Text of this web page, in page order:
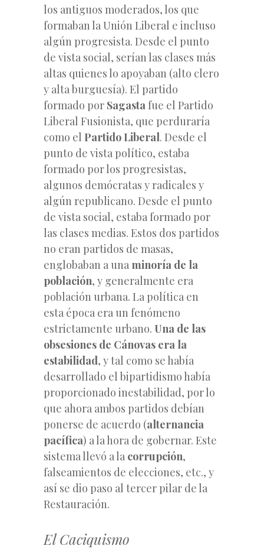
los antiguos moderados, los que
formaban la Unión Liberal e incluso
algún progresista. Desde el punto
de vista social, serían las clases más
altas quienes lo apoyaban (alto clero
y alta burguesía). El partido
formado por Sagastafue el Partido
Liberal Fusionista, que perduraría
como el Partido Liberal. Desde el
punto de vista político, estaba
formado por los progresistas,
algunos demócratas y radicales y
algún republicano. Desde el punto
de vista social, estaba formado por
las clases medias. Estos dos partidos
no eran partidos de masas,
englobaban a una minoría de la
población, y generalmente era
población urbana. La política en
esta época era un fenómeno
estrictamente urbano. Una de las
obsesiones de Cánovas era la
estabilidad, y tal como se había
desarrollado el bipartidismo había
proporcionado inestabilidad, por lo
que ahora ambos partidos debían
ponerse de acuerdo (alternancia
pacífica) a la hora de gobernar. Este
sistema llevó a la corrupción,
falseamientos de elecciones, etc., y
así se dio paso al tercer pilar de la
Restauración.
El Caciquismo